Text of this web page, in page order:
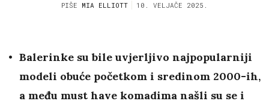
PIŠE MIA ELLIOTT 10. VELJAČE 2025.
Balerinke su bile uvjerljivo najpopularniji
modeli obuće početkom i sredinom 2000-ih,
a među must have komadima našli su se i